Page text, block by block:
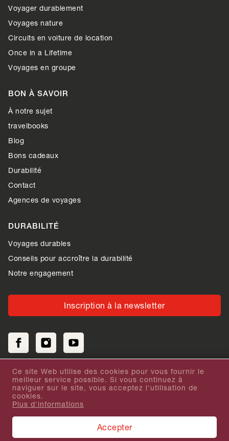
Voyager durablement
Voyages nature
Circuits en voiture de location
Once in a Lifetime
Voyages en groupe
BON À SAVOIR
À notre sujet
travelbooks
Blog
Bons cadeaux
Durabilité
Contact
Agences de voyages
DURABILITÉ
Voyages durables
Conseils pour accroître la durabilité
Notre engagement
Inscription à la newsletter
Conditions généralesProtection des données
Emplois Médias
Votre avis sur notre site Internet
Ce site Web utilise des cookies pour vous fournir le
meilleur service possible. Si vous continuez à
naviguer sur le site, vous acceptez l'utilisation de
cookies.
Plus d'informations
Accepter